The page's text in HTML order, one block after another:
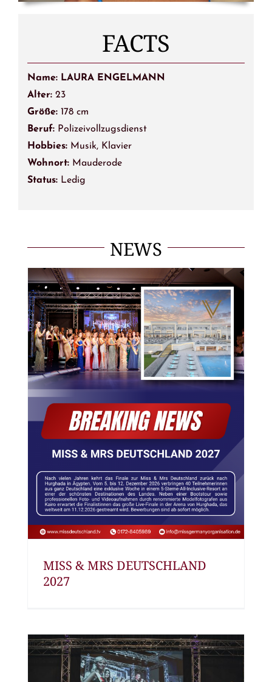
FACTS
Name: LAURA ENGELMANN
Alter:23
Größe:178 cm
Beruf:Polizeivollzugsdienst
Hobbies:Musik, Klavier
Wohnort:Mauderode
Status:Ledig
NEWS
MISS & MRS DEUTSCHLAND
2027